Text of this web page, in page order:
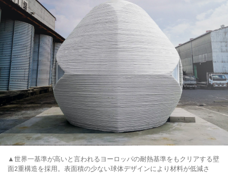
▲世界一基準が高いと言われるヨーロッパの耐熱基準をもクリアする壁
面2重構造を採用。表面積の少ない球体デザインにより材料が低減さ